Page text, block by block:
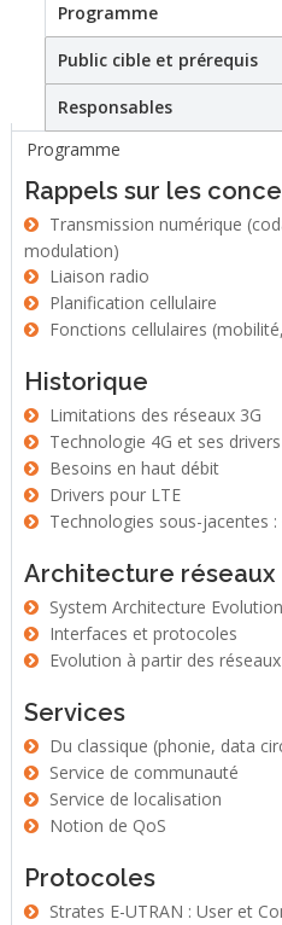
StageProgramme(active tab)
Public cible et prérequis
Responsables
Programme
Rappels sur les
modulation)
Liaison radio
Planification cellulaire
Fonctions cellulaires
Historique
Limitations des réseaux 3G
Technologie 4G et ses drivers
Besoins en haut débit
Drivers pour LTE
Technologies sous-jacentes
Architecture réseaux
System Architecture
Interfaces et protocoles
Evolution à partir des
Services
Du classique (phonie, data
Service de communauté
Service de localisation
Notion de QoS
Protocoles